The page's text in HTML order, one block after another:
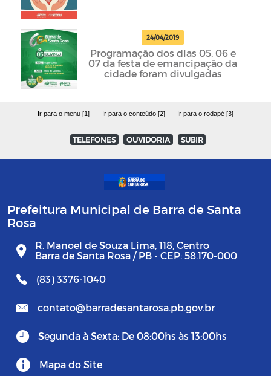
24/04/2019
Programação dos dias 05, 06 e
07 da festa de emancipação da
cidade foram divulgadas
Ir para o menu [1] Ir para o conteúdo [2] Ir para o rodapé [3]
TELEFONES OUVIDORIA SUBIR
Prefeitura Municipal de Barra de Santa
Rosa
R. Manoel de Souza Lima, 118, Centro
Barra de Santa Rosa / PB - CEP: 58.170-000
(83) 3376-1040
contato@barradesantarosa.pb.gov.br
Segunda à Sexta: De 08:00hs às 13:00hs
Mapa do Site